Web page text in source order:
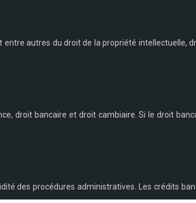
autres du droit de la propriété intellectuelle,
droit bancaire et droit cambiaire. Si le droit
des procédures administratives. Les crédits